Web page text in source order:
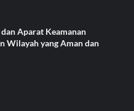
Aparat Keamanan
Wilayah yang Aman dan